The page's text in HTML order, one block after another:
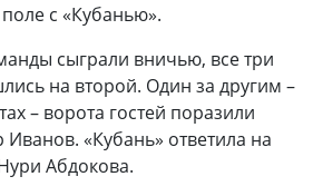
с «Кубанью».
сыграли вничью, все три
на второй. Один за другим –
– ворота гостей поразили
«Кубань» ответила на
Абдокова.